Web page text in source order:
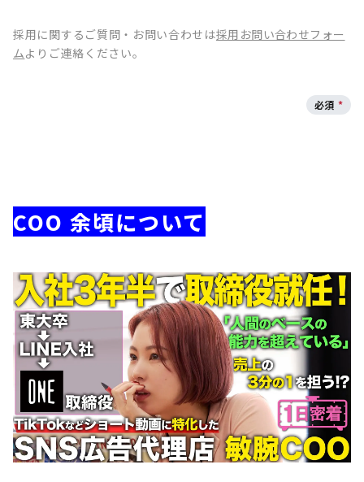
採用に関するご質問・お問い合わせは採用お問い合わせフォー
ムよりご連絡ください。
必須 *
COO 余頃について